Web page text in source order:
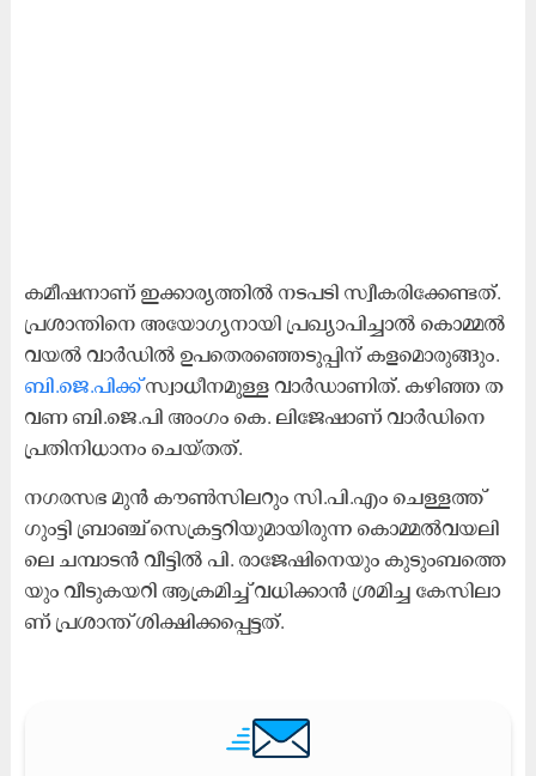
ക​മീ​ഷ​നാ​ണ് ഇ​ക്കാ​ര്യ​ത്തി​ൽ ന​ട​പ​ടി സ്വീ​ക​രി​ക്കേ​ണ്ട​ത്.
പ്ര​ശാ​ന്തിനെ അ​യോ​ഗ്യ​നാ​യി പ്ര​ഖ്യാ​പി​ച്ചാ​ൽ കൊ​മ്മ​ൽ​
വ​യ​ൽ വാ​ർ​ഡി​ൽ ഉ​പ​തെ​ര​ഞ്ഞെ​ടു​പ്പി​ന് ക​ള​മൊ​രു​ങ്ങും.
ബി.​ജെ.​പി​ക്ക്സ്വാ​ധീ​ന​മു​ള്ള വാ​ർ​ഡാ​ണി​ത്. ക​ഴി​ഞ്ഞ ത​
വ​ണ ബി.​ജെ.​പി അം​ഗം കെ. ​ലി​ജേ​ഷാ​ണ് വാ​ർ​ഡി​നെ
പ്ര​തി​നി​ധാ​നം ചെ​യ്ത​ത്.
ന​ഗ​ര​സ​ഭ മു​ൻ കൗ​ൺ​സി​ല​റും സി.​പി.​എം ചെ​ള്ള​ത്ത്
ഗും​ട്ടി ബ്രാ​ഞ്ച് സെ​ക്ര​ട്ട​റി​യു​മാ​യി​രു​ന്ന കൊ​മ്മ​ൽ​വ​യ​ലി​
ലെ ച​മ്പാ​ട​ൻ വീ​ട്ടി​ൽ പി. ​രാ​ജേ​ഷി​നെ​യും കു​ടും​ബ​ത്തെ​
യും വീ​ടു​ക​യ​റി ആ​ക്ര​മി​ച്ച് വ​ധി​ക്കാ​ൻ ശ്ര​മി​ച്ച കേ​സി​ലാ​
ണ് പ്ര​ശാ​ന്ത് ശി​ക്ഷി​ക്ക​പ്പെ​ട്ട​ത്.